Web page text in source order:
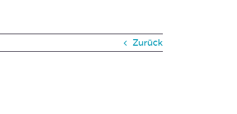
Zurück